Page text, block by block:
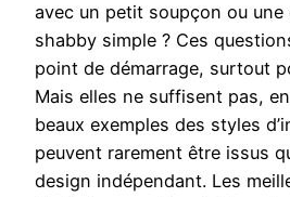
avec un petit soupçon ou
shabby simple ? Ces
point de démarrage, surtout
Mais elles ne suffisent pas,
beaux exemples des styles
peuvent rarement être issus
design indépendant. Les